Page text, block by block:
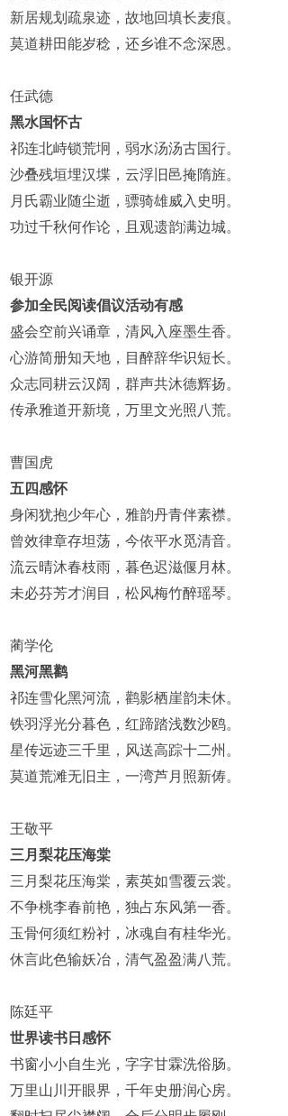
新居规划疏泉迹，故地回填长麦痕。
莫道耕田能岁稔，还乡谁不念深恩。
任武德
黑水国怀古
祁连北峙锁荒坰，弱水汤汤古国行。
沙叠残垣埋汉堞，云浮旧邑掩隋旌。
月氏霸业随尘逝，骠骑雄威入史明。
功过千秋何作论，且观遗韵满边城。
银开源
参加全民阅读倡议活动有感
盛会空前兴诵章，清风入座墨生香。
心游简册知天地，目醉辞华识短长。
众志同耕云汉阔，群声共沐德辉扬。
传承雅道开新境，万里文光照八荒。
曹国虎
五四感怀
身闲犹抱少年心，雅韵丹青伴素襟。
曾效律章存坦荡，今依平水觅清音。
流云晴沐春枝雨，暮色迟滋偃月林。
未必芬芳才润目，松风梅竹醉瑶琴。
蔺学伦
黑河黑鹳
祁连雪化黑河流，鹳影栖崖韵未休。
铁羽浮光分暮色，红蹄踏浅数沙鸥。
星传远迹三千里，风送高踪十二州。
莫道荒滩无旧主，一湾芦月照新俦。
王敬平
三月梨花压海棠
三月梨花压海棠，素英如雪覆云裳。
不争桃李春前艳，独占东风第一香。
玉骨何须红粉衬，冰魂自有桂华光。
休言此色输妖冶，清气盈盈满八荒。
陈廷平
世界读书日感怀
书窗小小自生光，字字甘霖洗俗肠。
万里山川开眼界，千年史册润心房。